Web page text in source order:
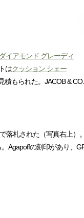
イアモンド グレーディ
はクッション シェー
もられた。JACOB &
落札された（写真右上）
Agapoffの刻印があり、